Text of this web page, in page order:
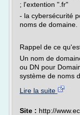
; l'extention ".fr"
- la cybersécurité
noms de domaine.
Rappel de ce
Un nom de
ou DN pour
système de noms
Lire la suite
Site : http://